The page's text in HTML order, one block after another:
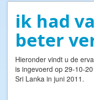
ik had
beter
Hieronder vindt u de
is ingevoerd op 29-10-
Sri Lanka in juni 2011.